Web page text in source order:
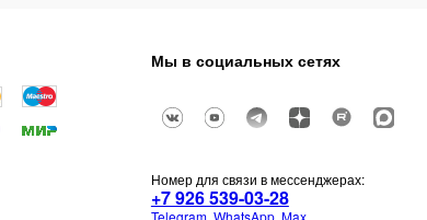
Мы в социальных сетях
Номер для связи в мессенджерах:
+7 926 539-03-28
Telegram, WhatsApp, Max